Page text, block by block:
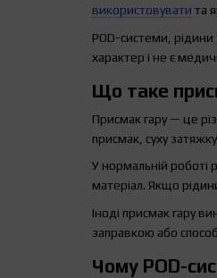
використовувати та
POD-системи, рідини
характер і не є
Що таке
Присмак гару — це
присмак, суху
У нормальній роботі
матеріал. Якщо
Іноді присмак гару
заправкою або
Чому POD-